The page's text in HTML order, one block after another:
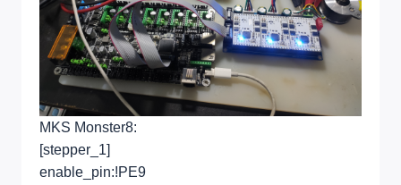
MKS Monster8:
[stepper_1]
enable_pin:!PE9